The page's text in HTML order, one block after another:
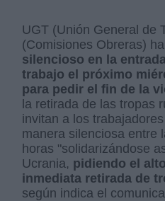
UGT (Unión General de
(Comisiones Obreras)
silencioso en la
trabajo el próximo
para pedir el fin de la
la retirada de las tropas
invitan a los
manera silenciosa entre
horas "solidarizándose
Ucrania, pidiendo el
inmediata retirada de
según indica el